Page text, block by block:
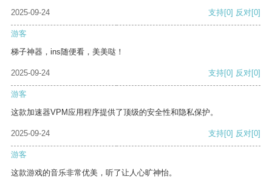
2025-09-24
支持[0] 反对[0]
游客
梯子神器，ins随便看，美美哒！
2025-09-24 支持[0] 反对[0]
游客
这款加速器VPM应用程序提供了顶级的安全性和隐私保护。
2025-09-24 支持[0] 反对[0]
游客
这款游戏的音乐非常优美，听了让人心旷神怡。